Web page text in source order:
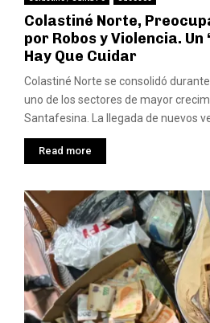
Colastiné Norte,
por Robos y Violencia. Un
Hay Que Cuidar
Colastiné Norte se consolidó
uno de los sectores de mayor
Santafesina. La llegada de nuevos
Read more